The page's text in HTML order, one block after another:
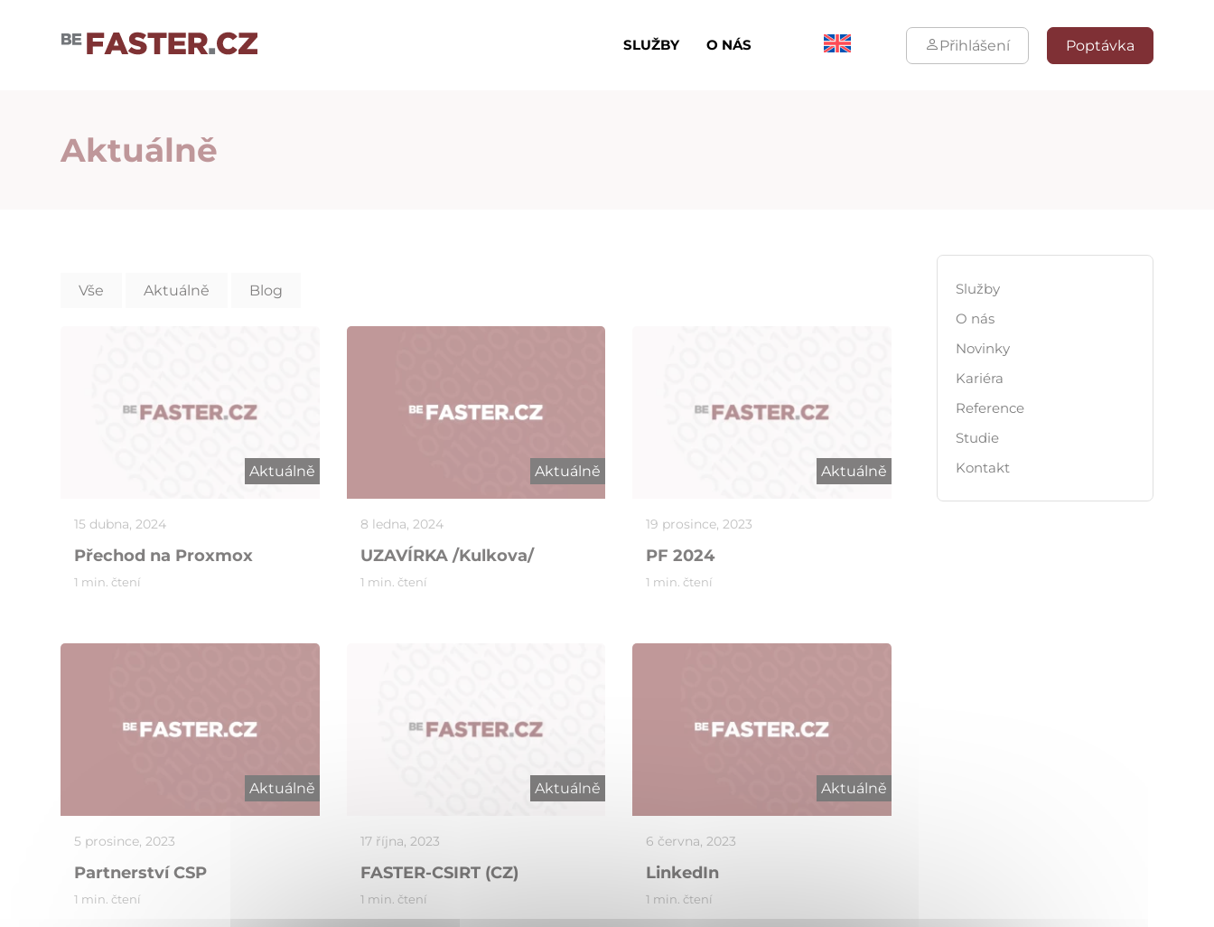
SLUŽBY O NÁS Přihlášení Poptávka
Aktuálně
Vše Aktuálně Blog
Aktuálně
15 dubna, 2024
Přechod na Proxmox
1 min. čtení
Aktuálně
8 ledna, 2024
UZAVÍRKA /Kulkova/
1 min. čtení
Aktuálně
19 prosince, 2023
PF 2024
1 min. čtení
Aktuálně
5 prosince, 2023
Partnerství CSP
1 min. čtení
Aktuálně
17 října, 2023
FASTER-CSIRT (CZ)
1 min. čtení
Aktuálně
6 června, 2023
LinkedIn
1 min. čtení
Služby
O nás
Novinky
Kariéra
Reference
Studie
Kontakt